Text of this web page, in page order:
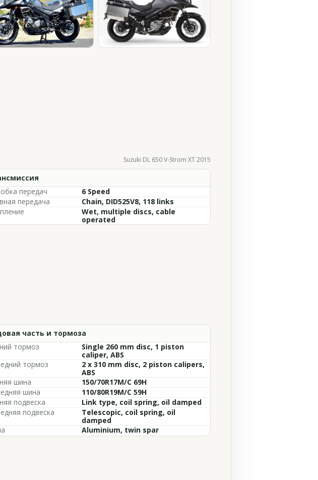
Suzuki DL 650 V-Strom XT 2015
передач
6 Speed
передача
Chain, DID525V8, 118 links
Wet, multiple discs, cable
operated
часть и тормоза
тормоз
Single 260 mm disc, 1 piston
caliper, ABS
тормоз
2 x 310 mm disc, 2 piston calipers,
ABS
шина
150/70R17M/C 69H
шина
110/80R19M/C 59H
подвеска
Link type, coil spring, oil damped
подвеска
Telescopic, coil spring, oil
damped
Aluminium, twin spar